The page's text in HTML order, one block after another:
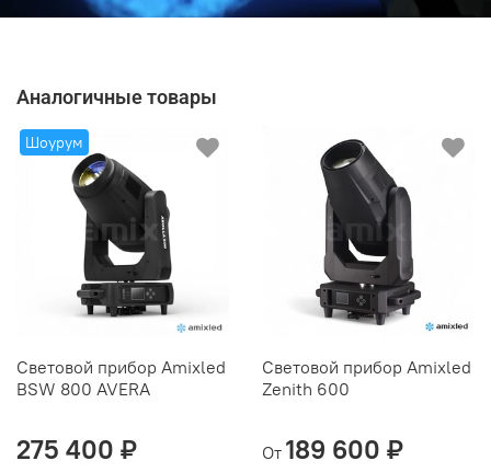
Аналогичные товары
Шоурум
Световой прибор Amixled
BSW 800 AVERA
275 400 ₽
Световой прибор Amixled
Zenith 600
От 189 600 ₽